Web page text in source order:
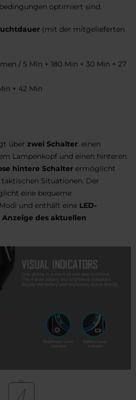
optimiert sind.
(mit der mitgelieferten
/ 5 Min + 180 Min + 30 Min + 27
+ 42 Min
über zwei Schalter: einen
Lampenkopf und einen hinteren
hintere Schalter ermöglicht
Situationen. Der
eine bequeme
und enthält eine LED-
Anzeige des aktuellen